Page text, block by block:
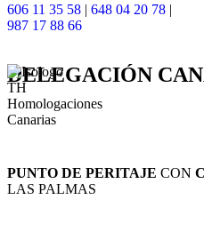
606 11 35 58 | 648 04 20 78 |
987 17 88 66
DELEGACIÓN
PUNTO DE PERITAJE CON
LAS PALMAS